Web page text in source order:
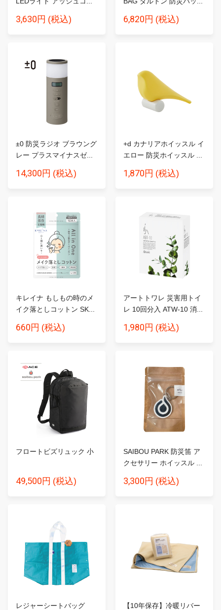
3,630円 (税込) 6,820円 (税込)
±0 防災ラジオ ブラウング
レー プラスマイナスゼ...
14,300円 (税込)
+d カナリアホイッスル イ
エロー 防災ホイッスル ...
1,870円 (税込)
キレイナ もしもの時のメ
イク落としコットン SK...
660円 (税込)
アートトワレ 災害用トイ
レ 10回分入 ATW-10 消...
1,980円 (税込)
フロートビズリュック 小
49,500円 (税込)
SAIBOU PARK 防災笛 ア
クセサリー ホイッスル ...
3,300円 (税込)
レジャーシートバッグ
【10年保存】冷暖リバー